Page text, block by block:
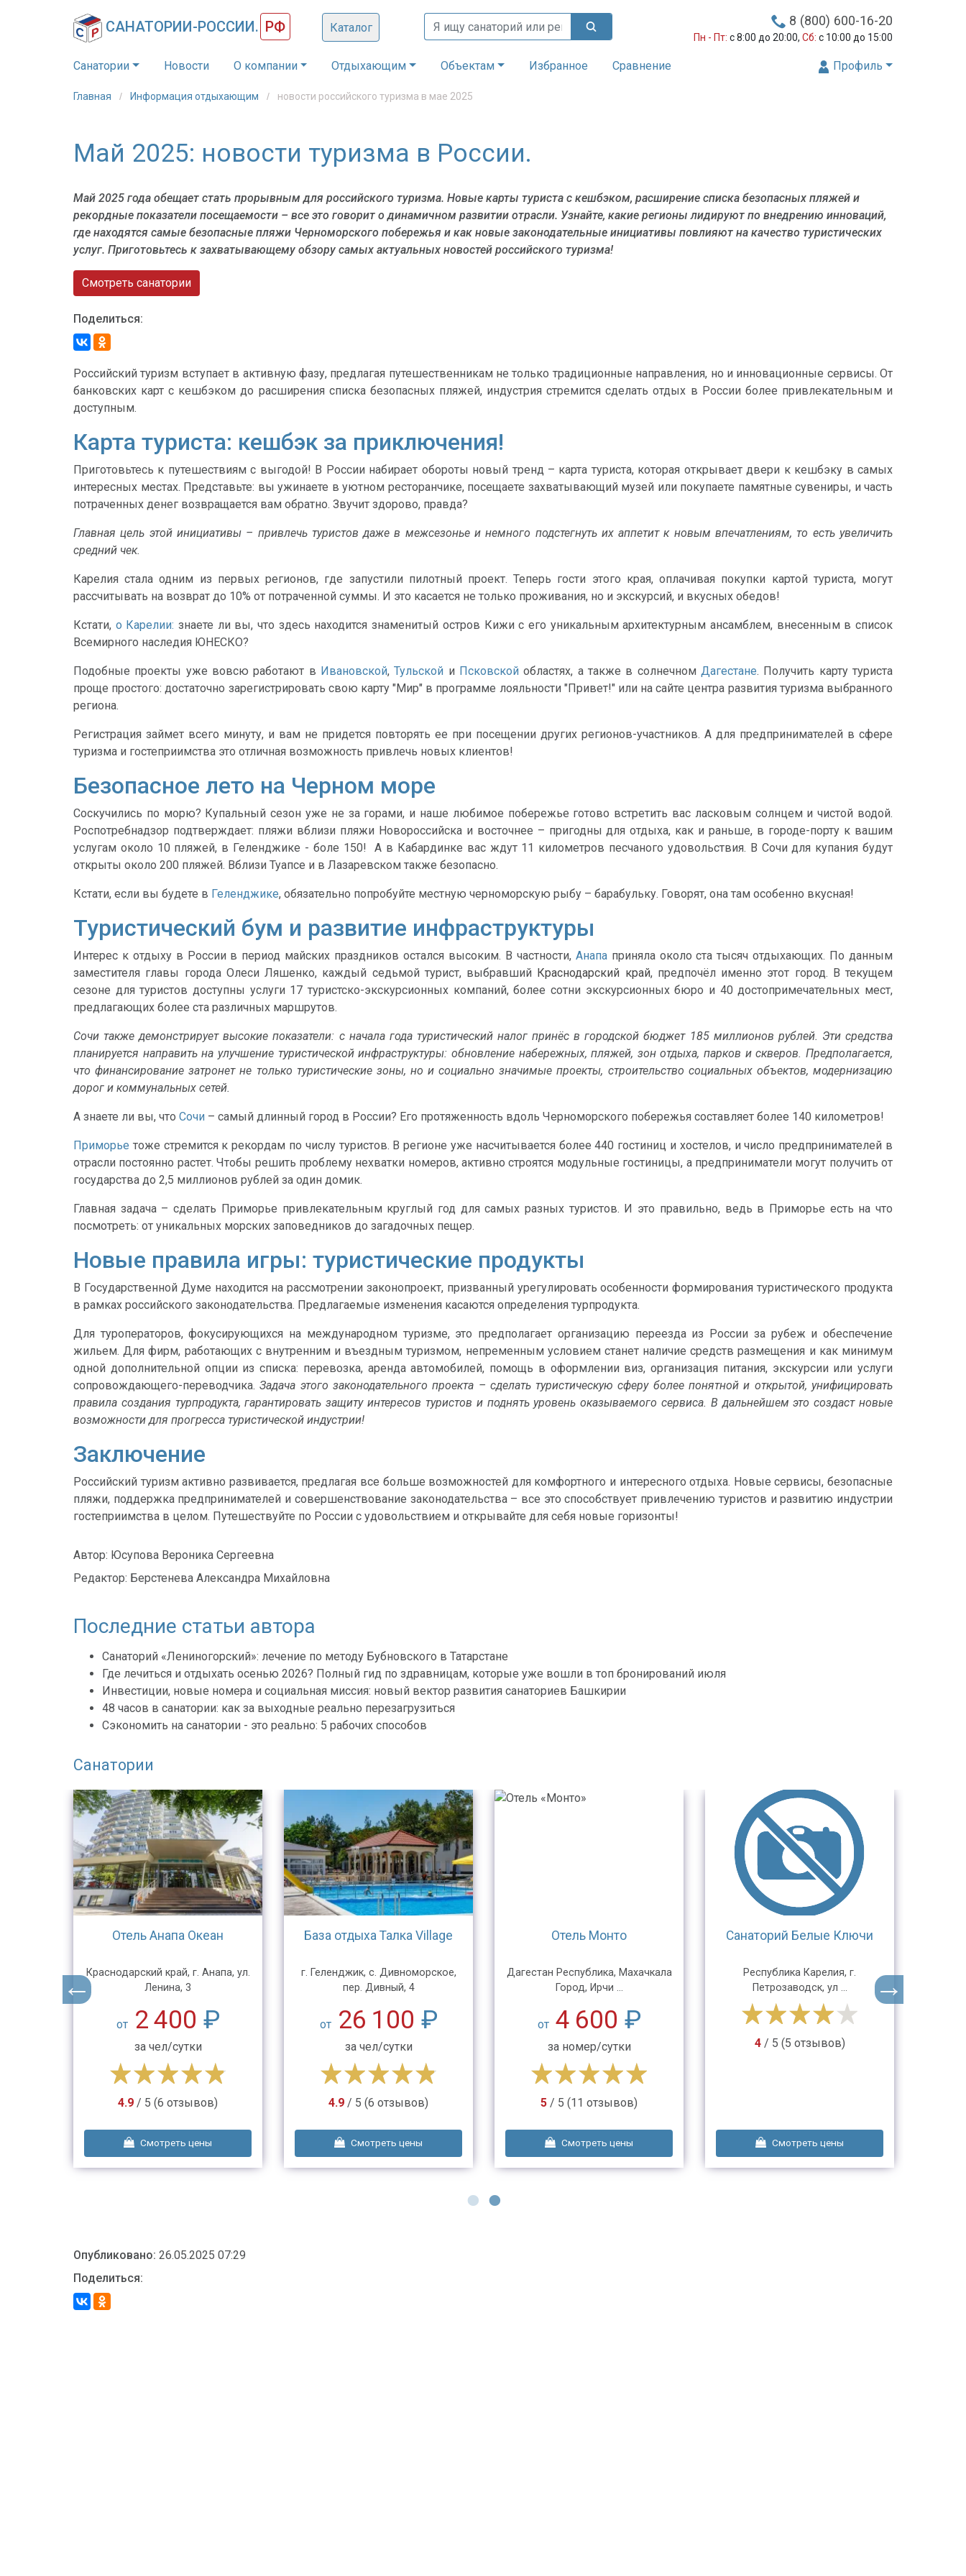
САНАТОРИИ-РОССИИ. РФ Каталог 8 (800) 600-16-20
Пн - Пт: с 8:00 до 20:00, Сб: с 10:00 до 15:00
Санатории Новости О компании Отдыхающим Объектам Избранное Сравнение Профиль
Главная Информация отдыхающим новости российского туризма в мае 2025
Май 2025: новости туризма в России.
Май 2025 года обещает стать прорывным для российского туризма. Новые карты туриста с кешбэком, расширение списка безопасных пляжей и
рекордные показатели посещаемости – все это говорит о динамичном развитии отрасли. Узнайте, какие регионы лидируют по внедрению инноваций,
где находятся самые безопасные пляжи Черноморского побережья и как новые законодательные инициативы повлияют на качество туристических
услуг. Приготовьтесь к захватывающему обзору самых актуальных новостей российского туризма!
Смотреть санатории
Поделиться:
Российский туризм вступает в активную фазу, предлагая путешественникам не только традиционные направления, но и инновационные сервисы. От
банковских карт с кешбэком до расширения списка безопасных пляжей, индустрия стремится сделать отдых в России более привлекательным и
доступным.
Карта туриста: кешбэк за приключения!
Приготовьтесь к путешествиям с выгодой! В России набирает обороты новый тренд – карта туриста, которая открывает двери к кешбэку в самых
интересных местах. Представьте: вы ужинаете в уютном ресторанчике, посещаете захватывающий музей или покупаете памятные сувениры, и часть
потраченных денег возвращается вам обратно. Звучит здорово, правда?
Главная цель этой инициативы – привлечь туристов даже в межсезонье и немного подстегнуть их аппетит к новым впечатлениям, то есть увеличить
средний чек.
Карелия стала одним из первых регионов, где запустили пилотный проект. Теперь гости этого края, оплачивая покупки картой туриста, могут
рассчитывать на возврат до 10% от потраченной суммы. И это касается не только проживания, но и экскурсий, и вкусных обедов!
Кстати, о Карелии: знаете ли вы, что здесь находится знаменитый остров Кижи с его уникальным архитектурным ансамблем, внесенным в список
Всемирного наследия ЮНЕСКО?
Подобные проекты уже вовсю работают в Ивановской,Тульской и Псковскойобластях, а также в солнечномДагестане. Получить карту туриста
проще простого: достаточно зарегистрировать свою карту "Мир" в программе лояльности "Привет!" или на сайте центра развития туризма выбранного
региона.
Регистрация займет всего минуту, и вам не придется повторять ее при посещении других регионов-участников. А для предпринимателей в сфере
туризма и гостеприимства это отличная возможность привлечь новых клиентов!
Безопасное лето на Черном море
Соскучились по морю? Купальный сезон уже не за горами, и наше любимое побережье готово встретить вас ласковым солнцем и чистой водой.
Роспотребнадзор подтверждает: пляжи вблизи пляжи Новороссийска и восточнее – пригодны для отдыха, как и раньше, в городе-порту к вашим
услугам около 10 пляжей, в Геленджике - боле 150! А в Кабардинке вас ждут 11 километров песчаного удовольствия. В Сочи для купания будут
открыты около 200 пляжей. Вблизи Туапсе и в Лазаревском также безопасно.
Кстати, если вы будете в Геленджике, обязательно попробуйте местную черноморскую рыбу – барабульку. Говорят, она там особенно вкусная!
Туристический бум и развитие инфраструктуры
Интерес к отдыху в России в период майских праздников остался высоким. В частности, Анапаприняла около ста тысяч отдыхающих. По данным
заместителя главы города Олеси Ляшенко, каждый седьмой турист, выбравший Краснодарский край, предпочёл именно этот город. В текущем
сезоне для туристов доступны услуги 17 туристско-экскурсионных компаний, более сотни экскурсионных бюро и 40 достопримечательных мест,
предлагающих более ста различных маршрутов.
Сочи также демонстрирует высокие показатели: с начала года туристический налог принёс в городской бюджет 185 миллионов рублей. Эти средства
планируется направить на улучшение туристической инфраструктуры: обновление набережных, пляжей, зон отдыха, парков и скверов. Предполагается,
что финансирование затронет не только туристические зоны, но и социально значимые проекты, строительство социальных объектов, модернизацию
дорог и коммунальных сетей.
А знаете ли вы, что Сочи – самый длинный город в России? Его протяженность вдоль Черноморского побережья составляет более 140 километров!
Приморье тоже стремится к рекордам по числу туристов. В регионе уже насчитывается более 440 гостиниц и хостелов, и число предпринимателей в
отрасли постоянно растет. Чтобы решить проблему нехватки номеров, активно строятся модульные гостиницы, а предприниматели могут получить от
государства до 2,5 миллионов рублей за один домик.
Главная задача – сделать Приморье привлекательным круглый год для самых разных туристов. И это правильно, ведь в Приморье есть на что
посмотреть: от уникальных морских заповедников до загадочных пещер.
Новые правила игры: туристические продукты
В Государственной Думе находится на рассмотрении законопроект, призванный урегулировать особенности формирования туристического продукта
в рамках российского законодательства. Предлагаемые изменения касаются определения турпродукта.
Для туроператоров, фокусирующихся на международном туризме, это предполагает организацию переезда из России за рубеж и обеспечение
жильем. Для фирм, работающих с внутренним и въездным туризмом, непременным условием станет наличие средств размещения и как минимум
одной дополнительной опции из списка: перевозка, аренда автомобилей, помощь в оформлении виз, организация питания, экскурсии или услуги
сопровождающего-переводчика.Задача этого законодательного проекта – сделать туристическую сферу более понятной и открытой, унифицировать
правила создания турпродукта, гарантировать защиту интересов туристов и поднять уровень оказываемого сервиса. В дальнейшем это создаст новые
возможности для прогресса туристической индустрии!
Заключение
Российский туризм активно развивается, предлагая все больше возможностей для комфортного и интересного отдыха. Новые сервисы, безопасные
пляжи, поддержка предпринимателей и совершенствование законодательства – все это способствует привлечению туристов и развитию индустрии
гостеприимства в целом. Путешествуйте по России с удовольствием и открывайте для себя новые горизонты!
Автор: Юсупова Вероника Сергеевна
Редактор: Берстенева Александра Михайловна
Последние статьи автора
Санаторий «Лениногорский»: лечение по методу Бубновского в Татарстане
Где лечиться и отдыхать осенью 2026? Полный гид по здравницам, которые уже вошли в топ бронирований июля
Инвестиции, новые номера и социальная миссия: новый вектор развития санаториев Башкирии
48 часов в санатории: как за выходные реально перезагрузиться
Сэкономить на санатории - это реально: 5 рабочих способов
Санатории
Отель Анапа Океан
Краснодарский край, г. Анапа, ул.
Ленина, 3
от 2 400 ₽
за чел/сутки
Смотреть цены
4.9 / 5 (6 отзывов)
База отдыха Талка Village
г. Геленджик, с. Дивноморское,
пер. Дивный, 4
от 26 100 ₽
за чел/сутки
Смотреть цены
4.9 / 5 (6 отзывов)
Отель Монто
Дагестан Республика, Махачкала
Город, Ирчи ...
от 4 600 ₽
за номер/сутки
Смотреть цены
5 / 5 (11 отзывов)
Санаторий Белые Ключи
Республика Карелия, г.
Петрозаводск, ул ...
Смотреть цены
4/ 5 (5 отзывов)
Опубликовано: 26.05.2025 07:29
Поделиться: